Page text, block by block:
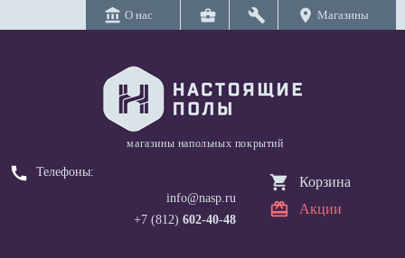
account_balance О нас business_center build location_on Магазины
магазины напольных покрытий
call
Телефоны:
info@nasp.ru
+7 (812) 602-40-48
Корзина
Акции